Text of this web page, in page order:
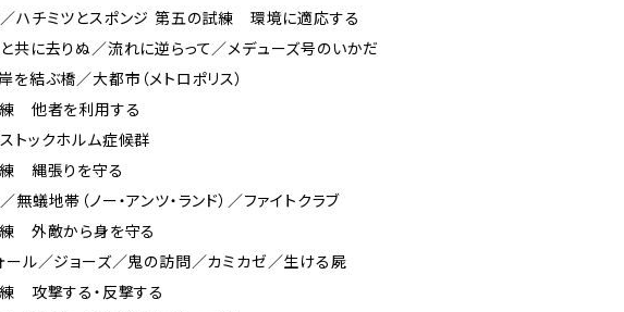
ハチミツとスポンジ 第五の試練 環境に適応する
共に去りぬ／流れに逆らって／メデューズ号のいかだ
を結ぶ橋／大都市（メトロポリス）
他者を利用する
トックホルム症候群
縄張りを守る
無蟻地帯（ノー・アンツ・ランド）／ファイトクラブ
外敵から身を守る
ール／ジョーズ／鬼の訪問／カミカゼ／生ける屍
攻撃する・反撃する